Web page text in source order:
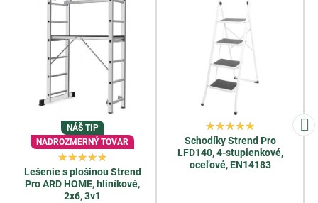
NÁŠ TIP
NADROZMERNÝ TOVAR
Lešenie s plošinou Strend
Pro ARD HOME, hliníkové,
2x6, 3v1
Schodíky Strend Pro
LFD140, 4-stupienkové,
oceľové, EN14183